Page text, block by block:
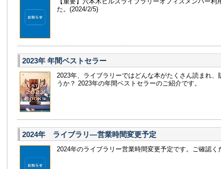
た。(2024/2/5)
2023年 年間ベストセラー
2023年、ライブラリーではどんな本がたくさん読まれ、
うか？ 2023年の年間ベストセラーのご紹介です。
2024年 ライブラリ—営業時間変更予定
2024年のライブラリー営業時間変更予定です。ご確認く